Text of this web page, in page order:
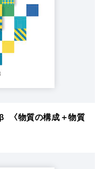
〈物質の構成＋物質